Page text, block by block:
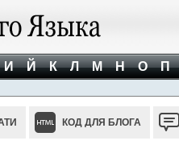
И Й К Л М Н О П
КОД ДЛЯ БЛОГА